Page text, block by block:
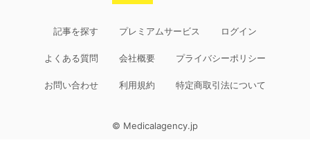
記事を探す プレミアムサービス ログイン
よくある質問 会社概要 プライバシーポリシー
お問い合わせ 利用規約 特定商取引法について
© Medicalagency.jp